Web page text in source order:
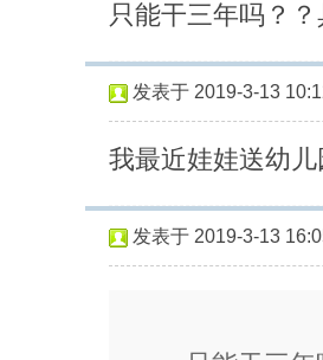
只能干三年吗？
发表于 2019-3-13
我最近娃娃送幼
发表于 2019-3-13